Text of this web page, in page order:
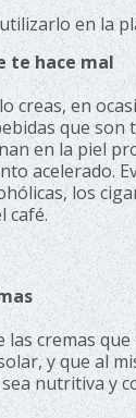
en la
te hace mal
creas, en
que son
en la piel
acelerado.
los
café.
las cremas
y que al
nutritiva y